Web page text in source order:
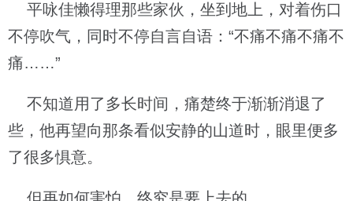
平咏佳懒得理那些家伙，坐到地上，对着伤口
不停吹气，同时不停自言自语：“不痛不痛不痛不
痛……”
不知道用了多长时间，痛楚终于渐渐消退了
些，他再望向那条看似安静的山道时，眼里便多
了很多惧意。